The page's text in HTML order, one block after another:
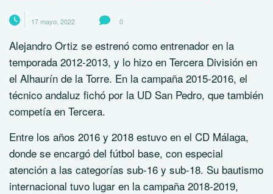
17 mayo, 2022 0
Alejandro Ortiz se estrenó como entrenador en la
temporada 2012-2013, y lo hizo en Tercera División en
el Alhaurín de la Torre. En la campaña 2015-2016, el
técnico andaluz fichó por la UD San Pedro, que también
competía en Tercera.
Entre los años 2016 y 2018 estuvo en el CD Málaga,
donde se encargó del fútbol base, con especial
atención a las categorías sub-16 y sub-18. Su bautismo
internacional tuvo lugar en la campaña 2018-2019,